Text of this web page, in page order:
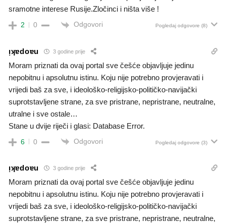
sramotne interese Rusije.Zločinci i ništa više !
2 0 Odgovori Pogledaj odgovore (8)
ᴉʞɐdoɐu 3 godine prije
Moram priznati da ovaj portal sve češće objavljuje jedinu
nepobitnu i apsolutnu istinu. Koju nije potrebno provjeravati i
vrijedi baš za sve, i ideološko-religijsko-političko-navijački
suprotstavljene strane, za sve pristrane, nepristrane, neutralne,
utralne i sve ostale…
Stane u dvije riječi i glasi: Database Error.
6 0 Odgovori Pogledaj odgovore (3)
ᴉʞɐdoɐu 3 godine prije
Moram priznati da ovaj portal sve češće objavljuje jedinu
nepobitnu i apsolutnu istinu. Koju nije potrebno provjeravati i
vrijedi baš za sve, i ideološko-religijsko-političko-navijački
suprotstavljene strane, za sve pristrane, nepristrane, neutralne,